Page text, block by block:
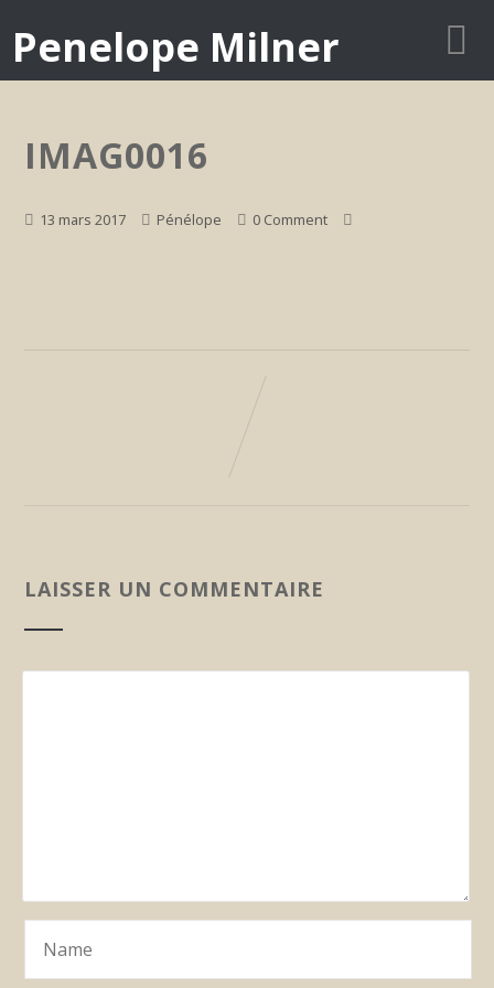
Penelope Milner
IMAG0016
13 mars 2017 Pénélope 0 Comment
LAISSER UN COMMENTAIRE